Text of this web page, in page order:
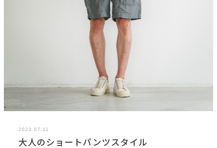
2023.07.11
大人のショートパンツスタイル